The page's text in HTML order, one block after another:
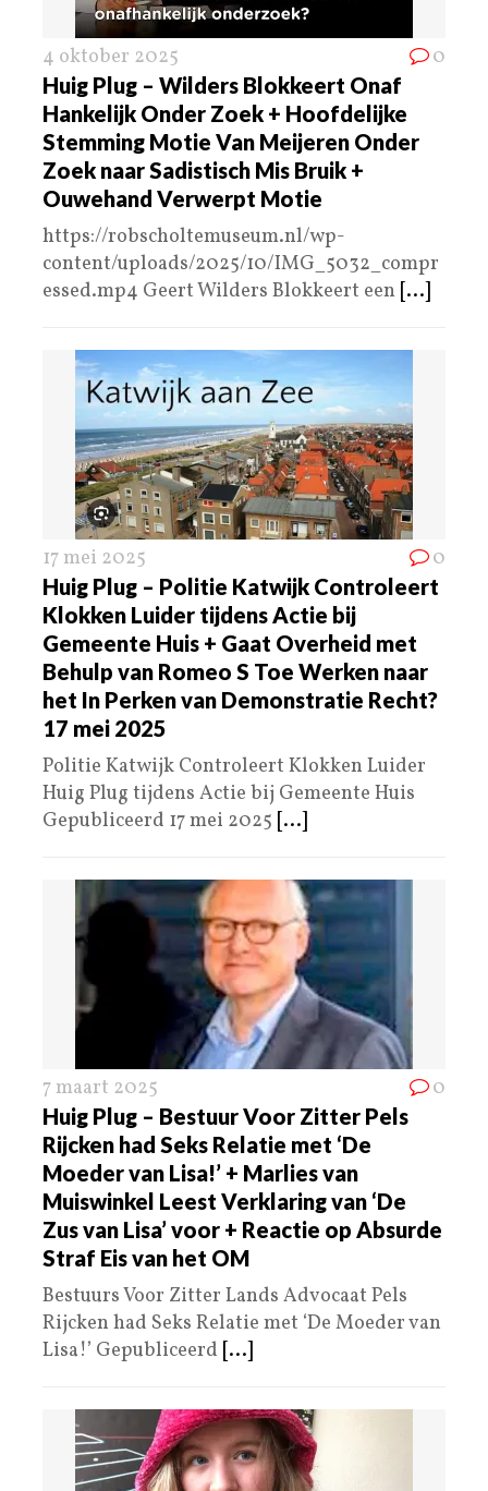
4 oktober 2025 0
Huig Plug – Wilders Blokkeert Onaf
Hankelijk Onder Zoek + Hoofdelijke
Stemming Motie Van Meijeren Onder
Zoek naar Sadistisch Mis Bruik +
Ouwehand Verwerpt Motie
https://robscholtemuseum.nl/wp-
content/uploads/2025/10/IMG_5032_compr
essed.mp4 Geert Wilders Blokkeert een [...]
17 mei 2025 0
Huig Plug – Politie Katwijk Controleert
Klokken Luider tijdens Actie bij
Gemeente Huis + Gaat Overheid met
Behulp van Romeo S Toe Werken naar
het In Perken van Demonstratie Recht?
17 mei 2025
Politie Katwijk Controleert Klokken Luider
Huig Plug tijdens Actie bij Gemeente Huis
Gepubliceerd 17 mei 2025 [...]
7 maart 2025 0
Huig Plug – Bestuur Voor Zitter Pels
Rijcken had Seks Relatie met ‘De
Moeder van Lisa!’ + Marlies van
Muiswinkel Leest Verklaring van ‘De
Zus van Lisa’ voor + Reactie op Absurde
Straf Eis van het OM
Bestuurs Voor Zitter Lands Advocaat Pels
Rijcken had Seks Relatie met ‘De Moeder van
Lisa!’ Gepubliceerd [...]